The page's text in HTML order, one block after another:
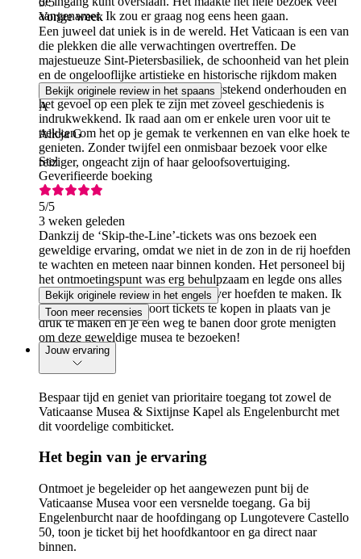
aangenamer. Ik zou er graag nog eens heen gaan.
Vorige week
Een juweel dat uniek is in de wereld. Het Vaticaan is een van
die plekken die alle verwachtingen overtreffen. De
majestueuze Sint-Pietersbasiliek, de schoonheid van het plein
en de ongelooflijke artistieke en historische rijkdom maken
het bezoek onvergetelijk. Alles is uitstekend onderhouden en
het gevoel op een plek te zijn met zoveel geschiedenis is
indrukwekkend. Ik raad aan om er enkele uren voor uit te
trekken om het op je gemak te verkennen en van elke hoek te
genieten. Zonder twijfel een onmisbaar bezoek voor elke
reiziger, ongeacht zijn of haar geloofsovertuiging.
Bekijk originele review in het spaans
A
Alicja G
Stel
Geverifieerde boeking
5/5
3 weken geleden
Dankzij de ‘Skip-the-Line’-tickets was ons bezoek een
geweldige ervaring, omdat we niet in de zon in de rij hoefden
te wachten en meteen naar binnen konden. Het personeel bij
het ontmoetingspunt was erg behulpzaam en legde ons alles
uit, zodat we ons nergens zorgen over hoefden te maken. Ik
raad echt aan om dit soort tickets te kopen in plaats van je
druk te maken en je een weg te banen door grote menigten
om deze geweldige musea te bezoeken!
Bekijk originele review in het engels
Toon meer recensies
Jouw ervaring
Bespaar tijd en geniet van prioritaire toegang tot zowel de
Vaticaanse Musea & Sixtijnse Kapel als Engelenburcht met
dit voordelige combiticket.
Het begin van je ervaring
Ontmoet je begeleider op het aangewezen punt bij de
Vaticaanse Musea voor een versnelde toegang. Ga bij
Engelenburcht naar de hoofdingang op Lungotevere Castello
50, toon je ticket bij het hoofdkantoor en ga direct naar
binnen.